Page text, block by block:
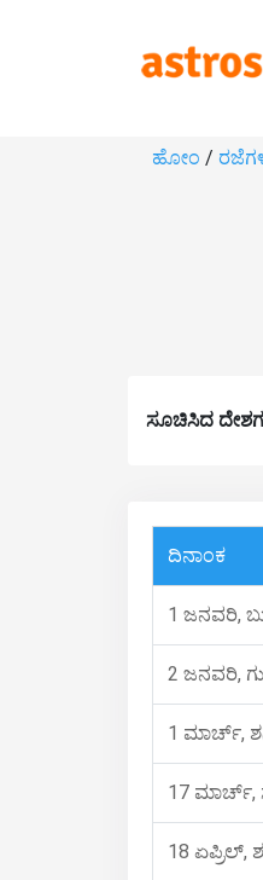
ಹೋಂ /
ಸೂಚಿಸಿದ
ದಿನಾಂಕ
1 ಜನವರಿ,
2 ಜನವರಿ,
1 ಮಾರ್ಚ್,
17
18 ಏಪ್ರಿಲ್,